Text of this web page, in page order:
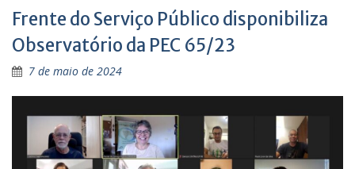
Frente do Serviço Público disponibiliza
Observatório da PEC 65/23
7 de maio de 2024